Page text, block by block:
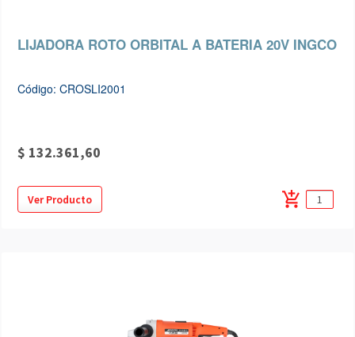
LIJADORA ROTO ORBITAL A BATERIA 20V INGCO
Código: CROSLI2001
$ 132.361,60
Ver Producto add_shopping_cart